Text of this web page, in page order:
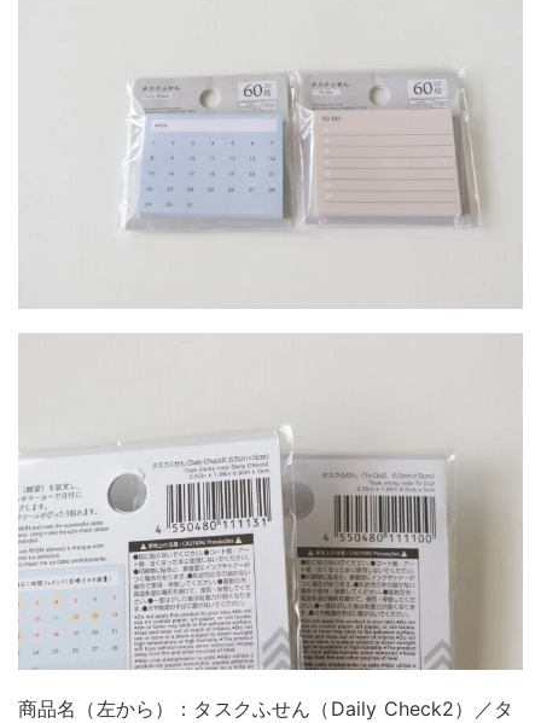
商品名（左から）：タスクふせん（Daily Check2）／タ